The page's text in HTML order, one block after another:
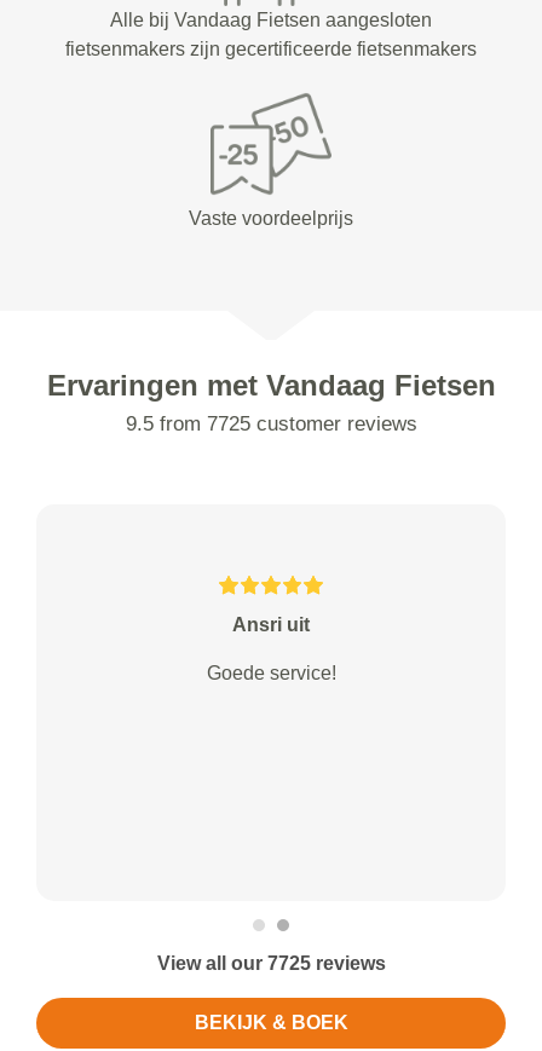
Alle bij Vandaag Fietsen aangesloten
fietsenmakers zijn gecertificeerde fietsenmakers
Vaste voordeelprijs
Ervaringen met Vandaag Fietsen
9.5 from 7725 customer reviews
Ansri uit
Goede service!
View all our 7725 reviews
BEKIJK & BOEK